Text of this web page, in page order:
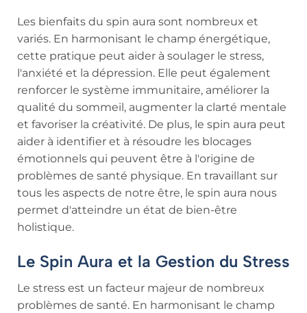
Les bienfaits du spin aura sont nombreux et
variés. En harmonisant le champ énergétique,
cette pratique peut aider à soulager le stress,
l'anxiété et la dépression. Elle peut également
renforcer le système immunitaire, améliorer la
qualité du sommeil, augmenter la clarté mentale
et favoriser la créativité. De plus, le spin aura peut
aider à identifier et à résoudre les blocages
émotionnels qui peuvent être à l'origine de
problèmes de santé physique. En travaillant sur
tous les aspects de notre être, le spin aura nous
permet d'atteindre un état de bien-être
holistique.
Le Spin Aura et la Gestion du Stress
Le stress est un facteur majeur de nombreux
problèmes de santé. En harmonisant le champ